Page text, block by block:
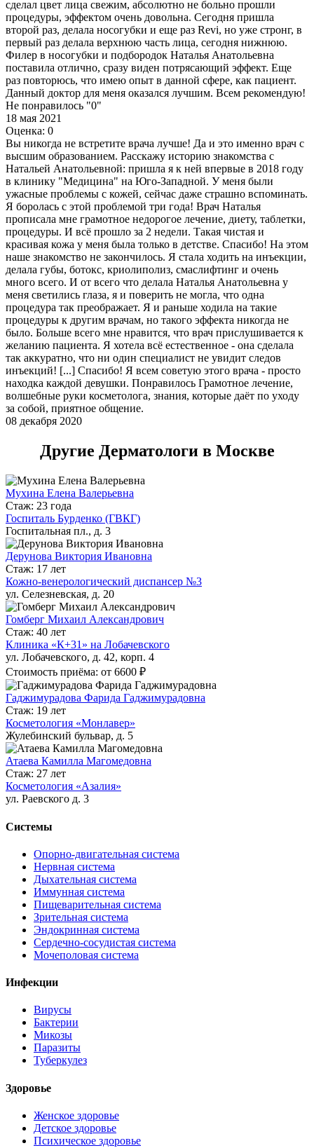
сделал цвет лица свежим, абсолютно не больно прошли
процедуры, эффектом очень довольна. Сегодня пришла
второй раз, делала носогубки и еще раз Revi, но уже стронг, в
первый раз делала верхнюю часть лица, сегодня нижнюю.
Филер в носогубки и подбородок Наталья Анатольевна
поставила отлично, сразу виден потрясающий эффект. Еще
раз повторюсь, что имею опыт в данной сфере, как пациент.
Данный доктор для меня оказался лучшим. Всем рекомендую!
Не понравилось "0"
18 мая 2021
Оценка: 0
Вы никогда не встретите врача лучше! Да и это именно врач с
высшим образованием. Расскажу историю знакомства с
Натальей Анатольевной: пришла я к ней впервые в 2018 году
в клинику "Медицина" на Юго-Западной. У меня были
ужасные проблемы с кожей, сейчас даже страшно вспоминать.
Я боролась с этой проблемой три года! Врач Наталья
прописала мне грамотное недорогое лечение, диету, таблетки,
процедуры. И всё прошло за 2 недели. Такая чистая и
красивая кожа у меня была только в детстве. Спасибо! На этом
наше знакомство не закончилось. Я стала ходить на инъекции,
делала губы, ботокс​, криолиполиз​, смаслифтинг и очень
много всего. И от всего что делала Наталья Анатольевна у
меня светились глаза, я и поверить не могла, что одна
процедура так преображает. Я и раньше ходила на такие
процедуры к другим врачам, но такого эффекта никогда не
было. Больше всего мне нравится, что врач прислушивается к
желанию пациента. Я хотела всё естественное - она сделала
так аккуратно, что ни один специалист не увидит следов
инъекций! [...] Спасибо! Я всем советую этого врача - просто
находка каждой девушки. Понравилось Грамотное лечение,
волшебные руки косметолога, знания, которые даёт по уходу
за собой, приятное общение.
08 декабря 2020
Другие Дерматологи в Москве
Мухина Елена Валерьевна
Стаж: 23 года
Госпиталь Бурденко (ГВКГ)
Госпитальная пл., д. 3
Дерунова Виктория Ивановна
Стаж: 17 лет
Кожно-венерологический диспансер №3
ул. Селезневская, д. 20
Гомберг Михаил Александрович
Стаж: 40 лет
Клиника «К+31» на Лобачевского
ул. Лобачевского, д. 42, корп. 4
Стоимость приёма: от 6600 ₽
Гаджимурадова Фарида Гаджимурадовна
Стаж: 19 лет
Косметология «Монлавер»
Жулебинский бульвар, д. 5
Атаева Камилла Магомедовна
Стаж: 27 лет
Косметология «Азалия»
ул. Раевского д. 3
Системы
Опорно-двигательная система
Нервная система
Дыхательная система
Иммунная система
Пищеварительная система
Зрительная система
Эндокринная система
Сердечно-сосудистая система
Мочеполовая система
Инфекции
Вирусы
Бактерии
Микозы
Паразиты
Туберкулез
Здоровье
Женское здоровье
Детское здоровье
Психическое здоровье